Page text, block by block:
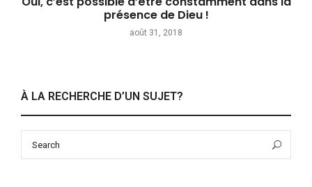
présence de Dieu !
août 31, 2018
À LA RECHERCHE D’UN SUJET?